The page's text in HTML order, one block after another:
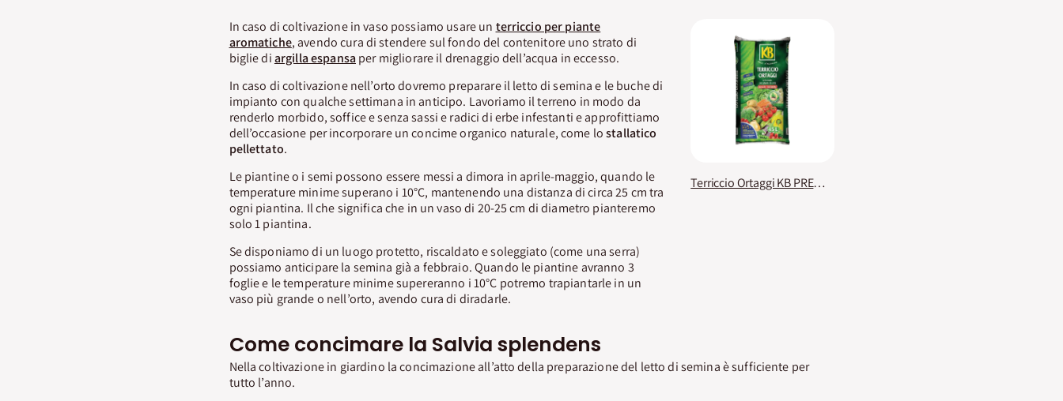
In caso di coltivazione in vaso possiamo usare un terriccio per piante
aromatiche, avendo cura di stendere sul fondo del contenitore uno strato di
biglie diargilla espansa per migliorare il drenaggio dell’acqua in eccesso.
In caso di coltivazione nell’orto dovremo preparare il letto di semina e le buche di
impianto con qualche settimana in anticipo. Lavoriamo il terreno in modo da
renderlo morbido, soffice e senza sassi e radici di erbe infestanti e approfittiamo
dell’occasione per incorporare un concime organico naturale, come lostallatico
pellettato.
Le piantine o i semi possono essere messi a dimora in aprile-maggio, quando le
temperature minime superano i 10°C, mantenendo una distanza di circa 25 cm tra
ogni piantina. Il che significa che in un vaso di 20-25 cm di diametro pianteremo
solo 1 piantina.
Se disponiamo di un luogo protetto, riscaldato e soleggiato (come una serra)
possiamo anticipare la semina già a febbraio. Quando le piantine avranno 3
foglie e le temperature minime supereranno i 10°C potremo trapiantarle in un
vaso più grande o nell’orto, avendo cura di diradarle.
Terriccio Ortaggi KB PREMIUM
Come concimare la Salvia splendens
Nella coltivazione in giardino la concimazione all’atto della preparazione del letto di semina è sufficiente per
tutto l’anno.